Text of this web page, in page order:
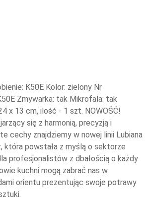
K50E Kolor: zielony Nr
Zmywarka: tak Mikrofala: tak
x 13 cm, ilość - 1 szt. NOWOŚĆ!
się z harmonią, precyzją i
cechy znajdziemy w nowej linii Lubiana
która powstała z myślą o sektorze
profesjonalistów z dbałością o każdy
kuchni mogą zabrać nas w
orientu prezentując swoje potrawy